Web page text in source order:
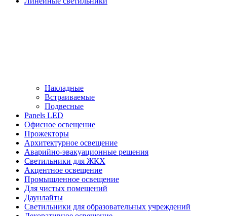
Накладные
Встраиваемые
Подвесные
Panels LED
Офисное освещение
Прожекторы
Архитектурное освещение
Аварийно-эвакуационные решения
Светильники для ЖКХ
Акцентное освещение
Промышленное освещение
Для чистых помещений
Даунлайты
Светильники для образовательных учреждений